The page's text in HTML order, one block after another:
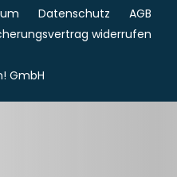
GmbH
Datenschutz
AGB
widerrufen